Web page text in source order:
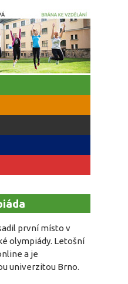
první místo v
olympiády. Letošní
a je
univerzitou Brno.